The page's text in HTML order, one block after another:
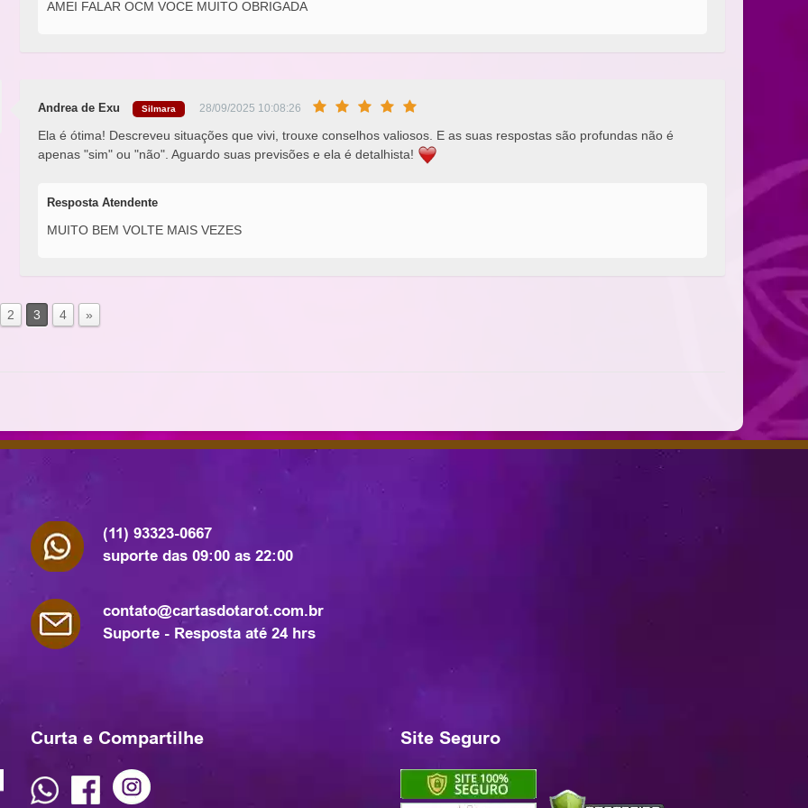
AMEI FALAR OCM VOCE MUITO OBRIGADA
Andrea de Exu Silmara 28/09/2025 10:08:26
Ela é ótima! Descreveu situações que vivi, trouxe conselhos valiosos. E as suas respostas são profundas não é
apenas "sim" ou "não". Aguardo suas previsões e ela é detalhista!
Resposta Atendente
MUITO BEM VOLTE MAIS VEZES
2 3 4 »
(11) 93323-0667
suporte das 09:00 as 22:00
contato@cartasdotarot.com.br
Suporte - Resposta até 24 hrs
Curta e Compartilhe Site Seguro